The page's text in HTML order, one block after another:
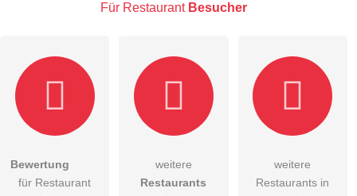
Die Datenschutzerklärunghabe ich zur Kenntnis genommen.
Für Restaurant Besucher
Bewertung
für Restaurant
weitere
Restaurants
weitere
Restaurants in